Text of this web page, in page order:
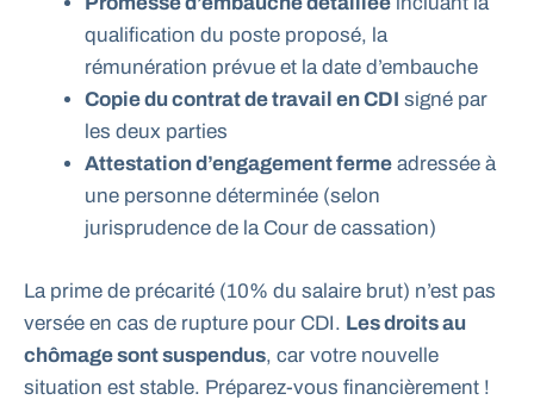
qualification du poste proposé, la
rémunération prévue et la date d’embauche
Copie du contrat de travail en CDI signé par
les deux parties
Attestation d’engagement ferme adressée à
une personne déterminée (selon
jurisprudence de la Cour de cassation)
La prime de précarité (10% du salaire brut) n’est pas
versée en cas de rupture pour CDI. Les droits au
chômage sont suspendus, car votre nouvelle
situation est stable. Préparez-vous financièrement !